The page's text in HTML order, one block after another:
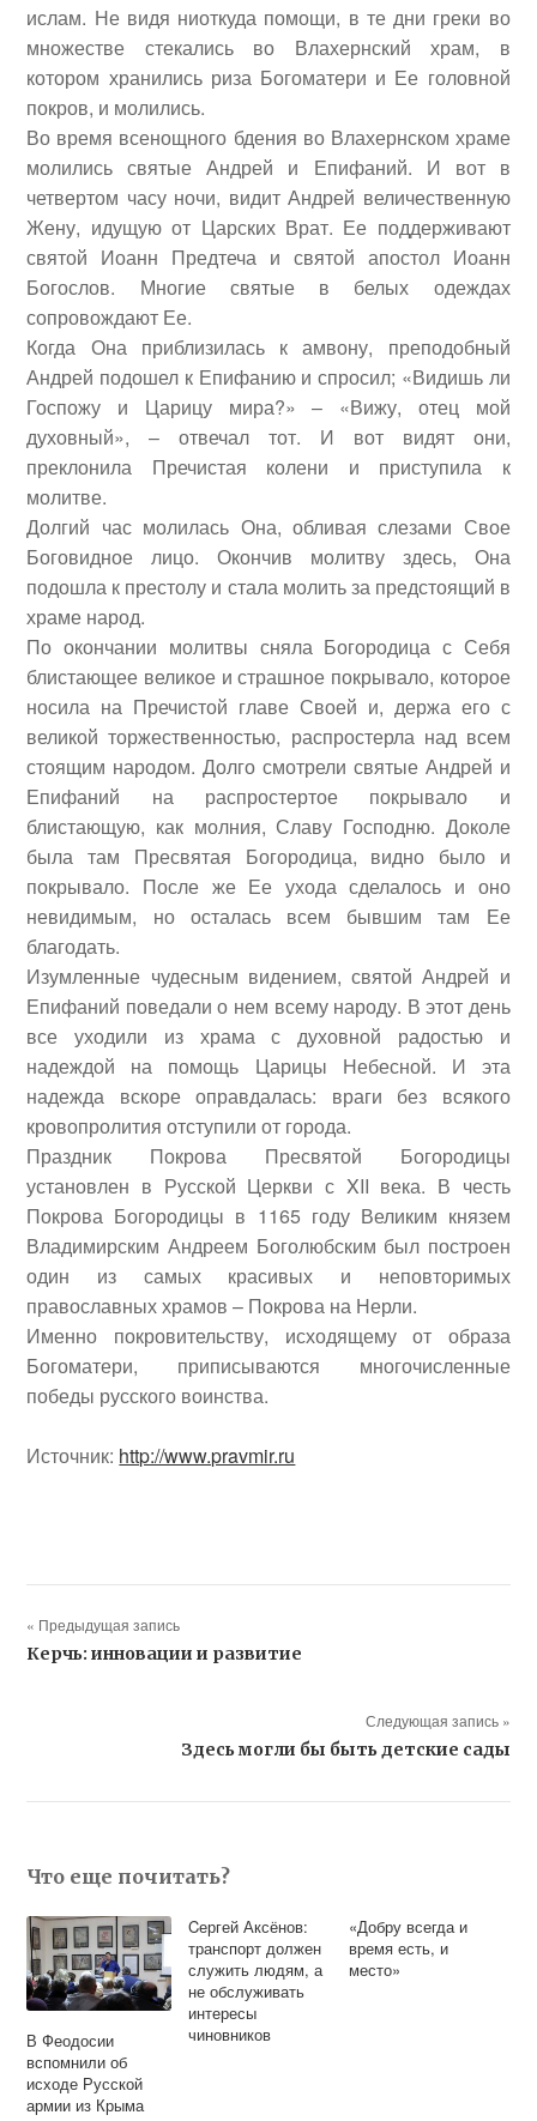
ислам. Не видя ниоткуда помощи, в те дни греки во
множестве стекались во Влахернский храм, в
котором хранились риза Богоматери и Ее головной
покров, и молились.
Во время всенощного бдения во Влахернском храме
молились святые Андрей и Епифаний. И вот в
четвертом часу ночи, видит Андрей величественную
Жену, идущую от Царских Врат. Ее поддерживают
святой Иоанн Предтеча и святой апостол Иоанн
Богослов. Многие святые в белых одеждах
сопровождают Ее.
Когда Она приблизилась к амвону, преподобный
Андрей подошел к Епифанию и спросил; «Видишь ли
Госпожу и Царицу мира?» – «Вижу, отец мой
духовный», – отвечал тот. И вот видят они,
преклонила Пречистая колени и приступила к
молитве.
Долгий час молилась Она, обливая слезами Свое
Боговидное лицо. Окончив молитву здесь, Она
подошла к престолу и стала молить за предстоящий в
храме народ.
По окончании молитвы сняла Богородица с Себя
блистающее великое и страшное покрывало, которое
носила на Пречистой главе Своей и, держа его с
великой торжественностью, распростерла над всем
стоящим народом. Долго смотрели святые Андрей и
Епифаний на распростертое покрывало и
блистающую, как молния, Славу Господню. Доколе
была там Пресвятая Богородица, видно было и
покрывало. После же Ее ухода сделалось и оно
невидимым, но осталась всем бывшим там Ее
благодать.
Изумленные чудесным видением, святой Андрей и
Епифаний поведали о нем всему народу. В этот день
все уходили из храма с духовной радостью и
надеждой на помощь Царицы Небесной. И эта
надежда вскоре оправдалась: враги без всякого
кровопролития отступили от города.
Праздник Покрова Пресвятой Богородицы
установлен в Русской Церкви с XII века. В честь
Покрова Богородицы в 1165 году Великим князем
Владимирским Андреем Боголюбским был построен
один из самых красивых и неповторимых
православных храмов – Покрова на Нерли.
Именно покровительству, исходящему от образа
Богоматери, приписываются многочисленные
победы русского воинства.
Источник: http://www.pravmir.ru
« Предыдущая запись
Керчь: инновации и развитие
Следующая запись »
Здесь могли бы быть детские сады
Что еще почитать?
В Феодосии
вспомнили об
исходе Русской
армии из Крыма
Cергей Аксёнов:
транспорт должен
служить людям, а
не обслуживать
интересы
чиновников
«Добру всегда и
время есть, и
место»